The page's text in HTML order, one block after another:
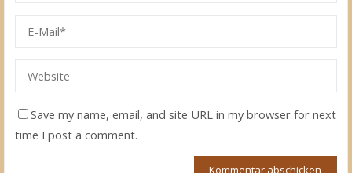
Save my name, email, and site URL in my browser for next
time I post a comment.